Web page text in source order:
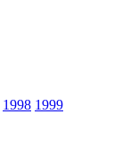
1998 1999